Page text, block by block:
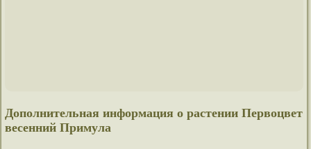
Дополнительная информация о растении Первоцвет
весенний Примула